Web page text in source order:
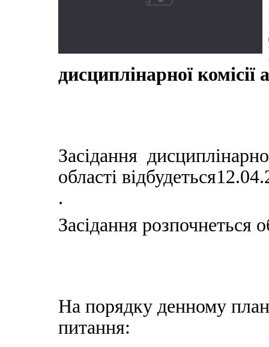
дисциплінарної
Засідання
області
.
Засідання розпочнеться
На порядку денному
питання: